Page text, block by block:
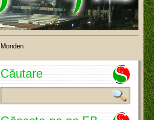
Monden
Căutare